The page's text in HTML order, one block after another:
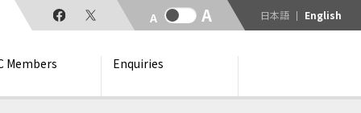
Members Enquiries
日本語 English